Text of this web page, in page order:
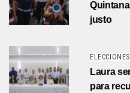
justo
Laura
para